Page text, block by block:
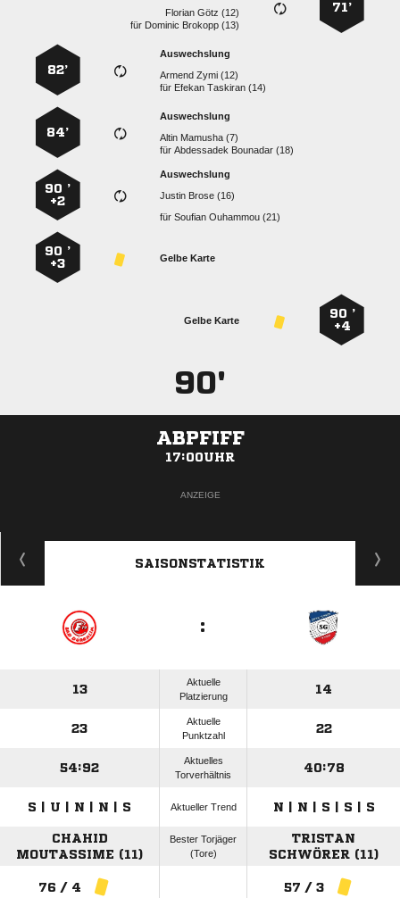
71’
  
für   
Auswechslung
  
für   
82’
Auswechslung
  
für  
84’
Auswechslung
  
für  
90 ’
+2
Gelbe Karte
90 ’
+3
90 ’
+4
Gelbe Karte
90'
ABPFIFF
17:00UHR
ANZEIGE
SAISONSTATISTIK
:
13
Aktuelle
Platzierung
14
23
Aktuelle
Punktzahl
22
54:92
Aktuelles
Torverhältnis
40:78
S | U | N | N | S Aktueller Trend N | N | S | S | S
CHAHID
MOUTASSIME (11)
Bester Torjäger
(Tore)
TRISTAN
SCHWÖRER (11)
76 / 4 57 / 3